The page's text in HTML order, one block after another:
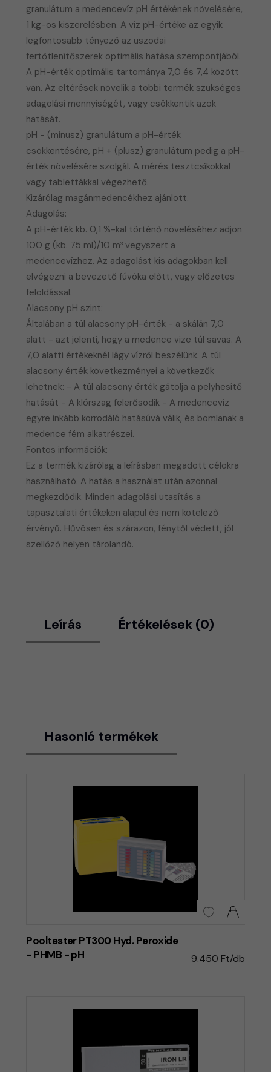
granulátum a medencevíz pH értékének növelésére,
1 kg-os kiszerelésben. A víz pH-értéke az egyik
legfontosabb tényező az uszodai
fertőtlenítőszerek optimális hatása szempontjából.
A pH-érték optimális tartománya 7,0 és 7,4 között
van. Az eltérések növelik a többi termék szükséges
adagolási mennyiségét, vagy csökkentik azok
hatását.
pH - (minusz) granulátum a pH-érték
csökkentésére, pH + (plusz) granulátum pedig a pH-
érték növelésére szolgál. A mérés tesztcsíkokkal
vagy tablettákkal végezhető.
Kizárólag magánmedencékhez ajánlott.
Adagolás:
A pH-érték kb. 0,1 %-kal történő növeléséhez adjon
100 g (kb. 75 ml)/10 m³ vegyszert a
medencevízhez. Az adagolást kis adagokban kell
elvégezni a bevezető fúvóka előtt, vagy előzetes
feloldással.
Alacsony pH szint:
Általában a túl alacsony pH-érték - a skálán 7,0
alatt - azt jelenti, hogy a medence vize túl savas. A
7,0 alatti értékeknél lágy vízről beszélünk. A túl
alacsony érték következményei a következők
lehetnek: - A túl alacsony érték gátolja a pelyhesítő
hatását - A klórszag felerősödik - A medencevíz
egyre inkább korrodáló hatásúvá válik, és bomlanak a
medence fém alkatrészei.
Fontos információk:
​Ez a termék kizárólag a leírásban megadott célokra
használható. A hatás a használat után azonnal
megkezdődik. Minden adagolási utasítás a
tapasztalati értékeken alapul és nem kötelező
érvényű. Hűvösen és szárazon, fénytől védett, jól
szellőző helyen tárolandó.
Leírás Értékelések (0)
Hasonló termékek
Pooltester PT300 Hyd. Peroxide
- PHMB - pH
9.450 Ft/db